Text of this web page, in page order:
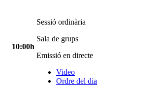
10:00h
Sessió ordinària
Sala de grups
Emissió en directe
Video
Ordre del dia